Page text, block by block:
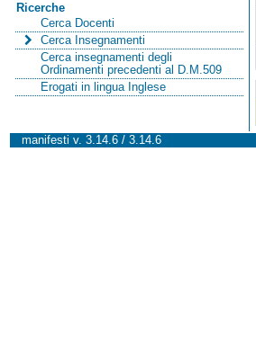
Ricerche
Cerca Docenti
Cerca Insegnamenti
Cerca insegnamenti degli
Ordinamenti precedenti al D.M.509
Erogati in lingua Inglese
manifesti v. 3.14.6 / 3.14.6